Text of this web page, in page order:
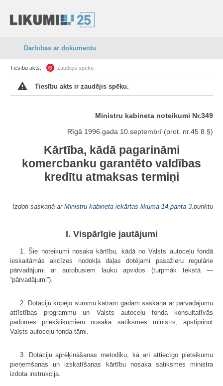
Darbības ar dokumentu
Tiesību akts: zaudējis spēku
Tiesību akts ir zaudējis spēku.
Ministru kabineta noteikumi Nr.349
Rīgā 1996.gada 10.septembrī (prot. nr.45 8.§)
Kārtība, kādā pagarināmi
komercbanku garantēto valdības
kredītu atmaksas termiņi
Izdoti saskaņā ar Ministru kabineta iekārtas likuma 14.panta 3.punktu
I. Vispārīgie jautājumi
1. Šie noteikumi nosaka kārtību, kādā no Valsts autoceļu fondā
ieskaitāmās akcīzes nodokļa daļas dotējami pasažieru regulārie
pārvadājumi ar autobusiem lauku apvidos (turpmāk tekstā —
“pārvadājumi”).
2. Dotāciju kopējo summu katram gadam saskaņā ar pārvadājumu
attīstības programmu un Valsts autoceļu fonda konsultatīvās
padomes priekšlikumiem nosaka satiksmes ministrs, apstiprinot
Valsts autoceļu fonda tāmi.
3. Dotāciju aprēķināšanas metodiku, kā arī attiecīgo pieteikumu
pieņemšanas un izskatīšanas kārtību nosaka satiksmes ministra
izdota instrukcija.